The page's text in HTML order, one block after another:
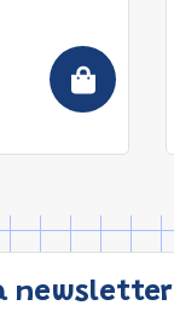
newsletter